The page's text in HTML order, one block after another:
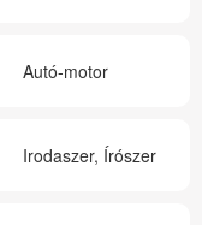
Autó-motor
Irodaszer, Írószer